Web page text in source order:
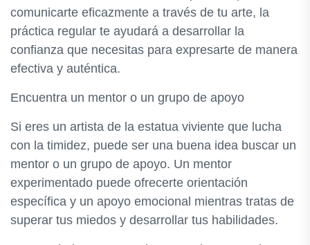
comunicarte eficazmente a través de tu arte, la
práctica regular te ayudará a desarrollar la
confianza que necesitas para expresarte de manera
efectiva y auténtica.
Encuentra un mentor o un grupo de apoyo
Si eres un artista de la estatua viviente que lucha
con la timidez, puede ser una buena idea buscar un
mentor o un grupo de apoyo. Un mentor
experimentado puede ofrecerte orientación
específica y un apoyo emocional mientras tratas de
superar tus miedos y desarrollar tus habilidades.